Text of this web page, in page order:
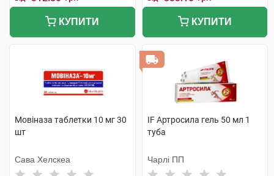
КУПИТИ КУПИТИ
Мовіназа таблетки 10 мг 30
шт
Сава Хелскеа
IF Артросила гель 50 мл 1
туба
Чарлі ПП